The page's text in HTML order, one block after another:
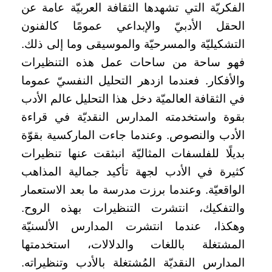
الفكريّة التي تشهدها الثقافة العربيّة عامة عن
الحقل الأدبيّ والإبداعي عمومًا كالفنون
التشكيليّة والمسرحيّة والموسيقى وما إلى ذلك.
فهو ساحة من ساحات عمل هذه التنظيرات
والأفكار. فعندما ازدهر التحليل النفسيّ عموما
في الثقافة العالميّة دخل هذا التحليل عالم الأدب
بقوة واستخدمته المدارس النقديّة في قراءة
الأدب والنصوص. وعندما جاءت الماركسية بقوّة
بديلًا للفلسفات المثاليّة انبثقت عنها تنظيرات
كثيرة في الأدب لجهة تأكيد جمالية المذاهب
الواقعيّة. وعندما برزت مدرسة ما بعد الاستعمار
والتفكيك، انتشرت التنظيرات بهذه الروح.
وهكذا، عندما انتشرت المدارس الألسنيّة
المشتغلة باللغات والدلالات، استخدمتها
المدارس النقديّة المُشتغلة بالأدب وتنظيراته.